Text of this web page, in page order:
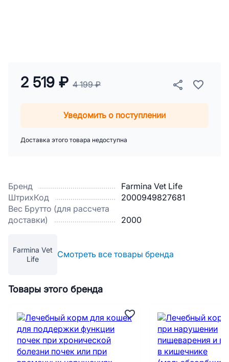
Бренд
Farmina Vet Life
ШтрихКод
2000949827681
Вес Брутто (для рассчета
доставки)
2000
Farmina Vet
Life
Смотреть все товары бренда
2 519 ₽ 4 199 ₽
Уведомить о поступлении
Доставка этого товара недоступна
Товары этого бренда